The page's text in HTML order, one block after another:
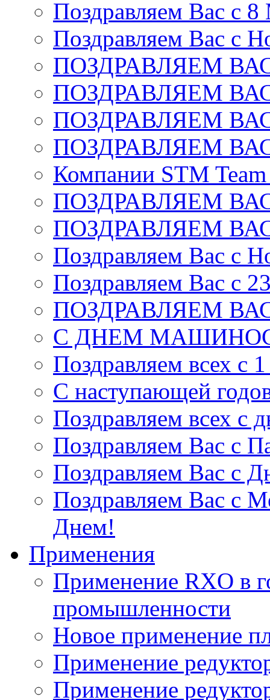
Поздравляем Вас c
Поздравляем Вас с
ПОЗДРАВЛЯЕМ
ПОЗДРАВЛЯЕМ
ПОЗДРАВЛЯЕМ
ПОЗДРАВЛЯЕМ
Компании STM Team
ПОЗДРАВЛЯЕМ
ПОЗДРАВЛЯЕМ
Поздравляем Вас с
Поздравляем Вас c
ПОЗДРАВЛЯЕМ
С ДНЕМ
Поздравляем всех с
С наступающей
Поздравляем всех с
Поздравляем Вас c
Поздравляем Вас с
Поздравляем Вас с
Днем!
Применения
Применение RXO в
промышленности
Новое применение
Применение
Применение